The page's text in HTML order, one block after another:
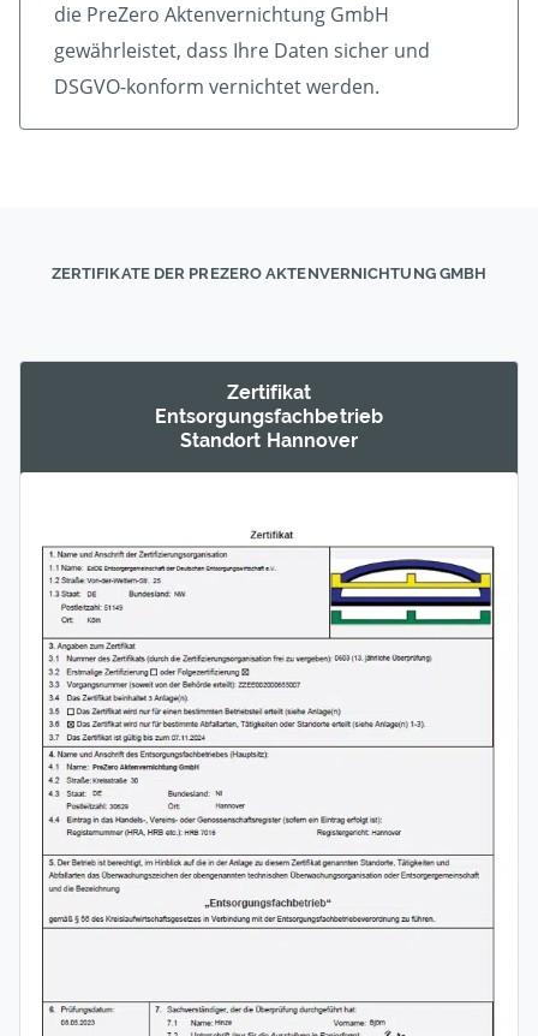
die PreZero Aktenvernichtung GmbH
gewährleistet, dass Ihre Daten sicher und
DSGVO-konform vernichtet werden.
ZERTIFIKATE DER PREZERO AKTENVERNICHTUNG GMBH
Zertifikat
Entsorgungs­fachbetrieb
Standort Hannover